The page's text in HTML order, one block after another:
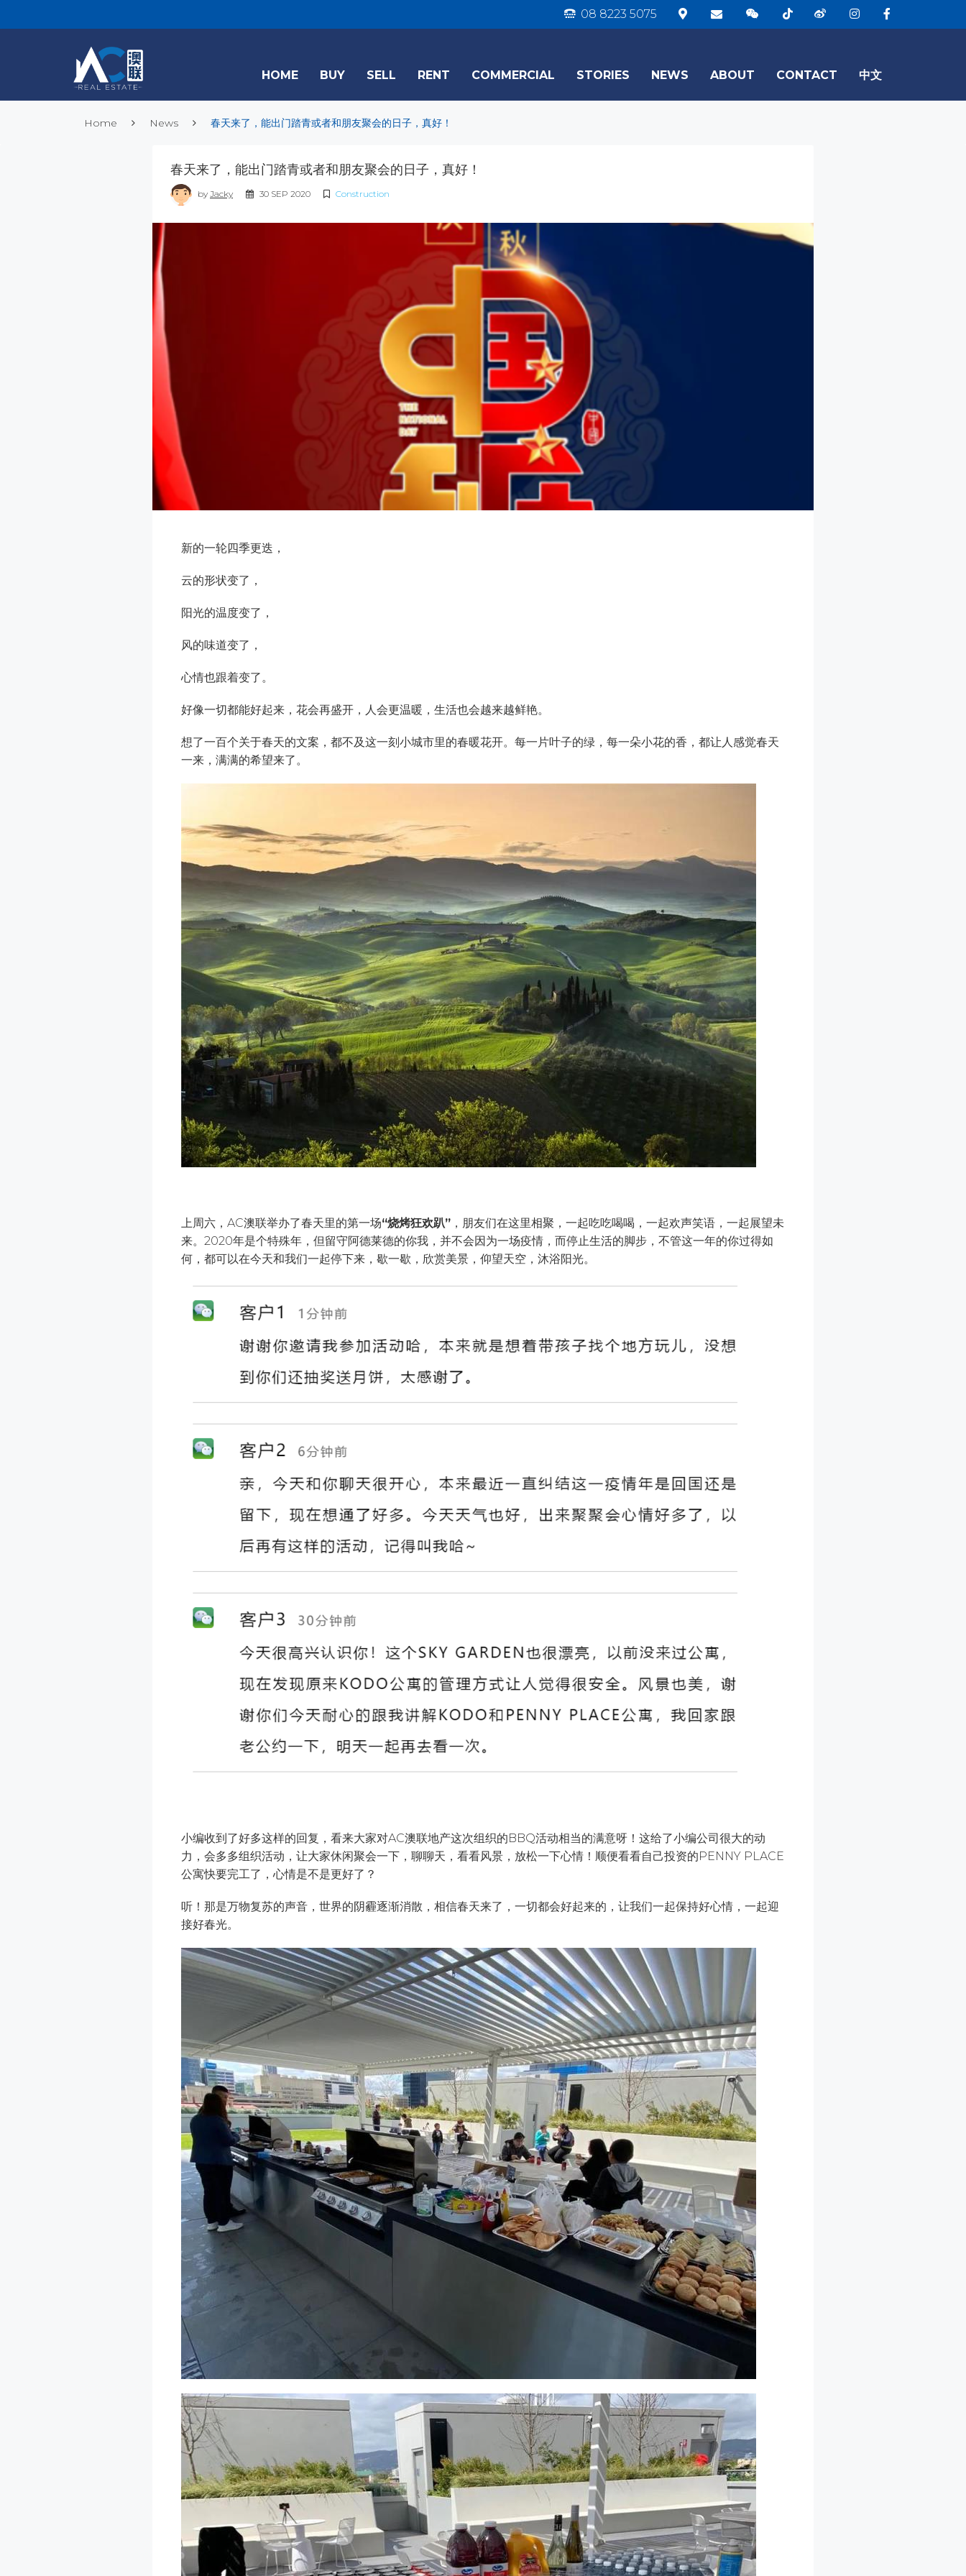
08 8223 5075
HOME BUY SELL RENT COMMERCIAL STORIES NEWS ABOUT CONTACT 中文
Home News 春天来了，能出门踏青或者和朋友聚会的日子，真好！
春天来了，能出门踏青或者和朋友聚会的日子，真好！
by Jacky 30 SEP 2020 Construction
新的一轮四季更迭，
云的形状变了，
阳光的温度变了，
风的味道变了，
心情也跟着变了。
好像一切都能好起来，花会再盛开，人会更温暖，生活也会越来越鲜艳。
想了一百个关于春天的文案，都不及这一刻小城市里的春暖花开。每一片叶子的绿，每一朵小花的香，都让人感觉春天
一来，满满的希望来了。
上周六，AC澳联举办了春天里的第一场“烧烤狂欢趴” ，朋友们在这里相聚，一起吃吃喝喝，一起欢声笑语，一起展望未
来。2020年是个特殊年，但留守阿德莱德的你我，并不会因为一场疫情，而停止生活的脚步，不管这一年的你过得如
何，都可以在今天和我们一起停下来，歇一歇，欣赏美景，仰望天空，沐浴阳光。
小编收到了好多这样的回复，看来大家对AC澳联地产这次组织的BBQ活动相当的满意呀！这给了小编公司很大的动
力，会多多组织活动，让大家休闲聚会一下，聊聊天，看看风景，放松一下心情！顺便看看自己投资的PENNY PLACE
公寓快要完工了，心情是不是更好了？
听！那是万物复苏的声音，世界的阴霾逐渐消散，相信春天来了，一切都会好起来的，让我们一起保持好心情，一起迎
接好春光。